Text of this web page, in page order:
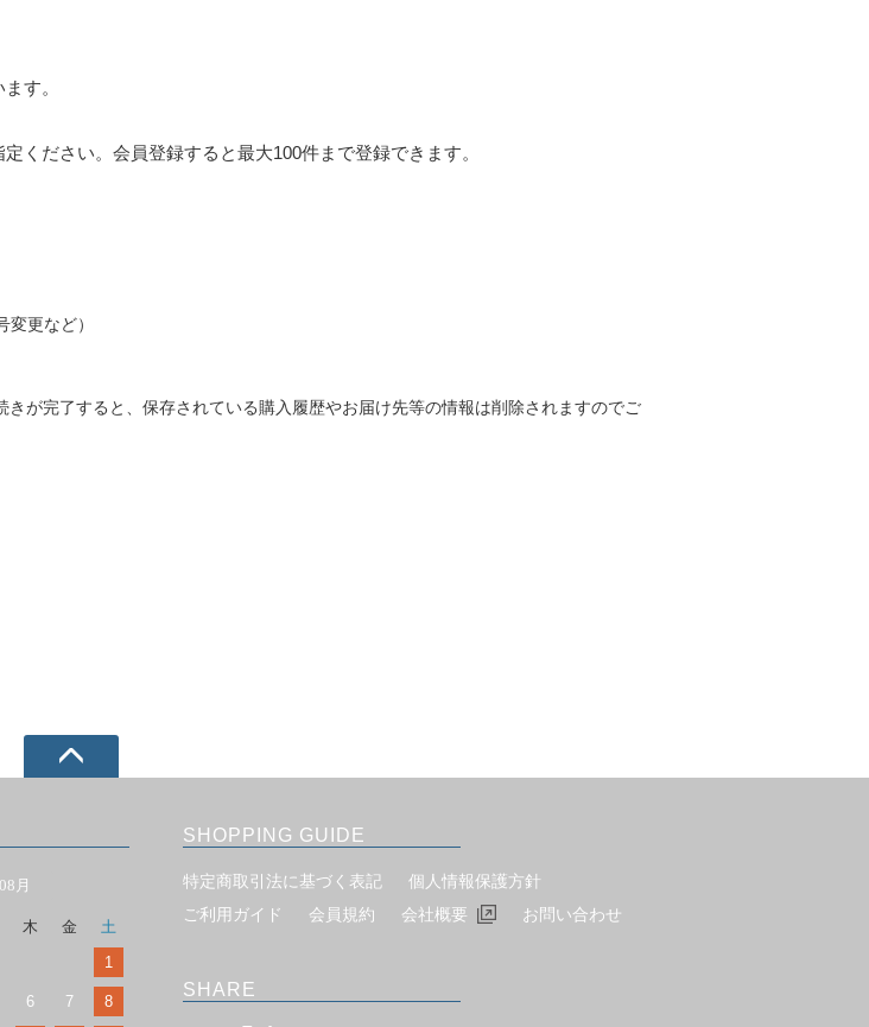
す。
ください。会員登録すると最大100件まで登録できます。
更など）
が完了すると、保存されている購入履歴やお届け先等の情報は削除されますのでご
月
木 金
土
1
6 7 8
SHOPPING GUIDE
特定商取引法に基づく表記
個人情報保護方針
ご利用ガイド
会員規約 会社概要 お問い合わせ
SHARE